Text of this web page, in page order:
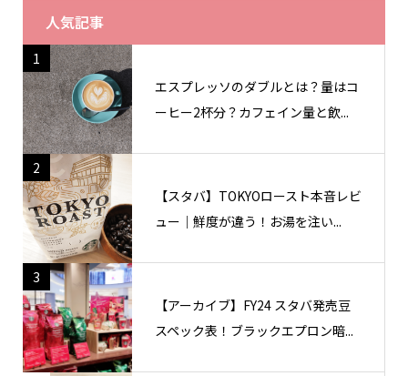
人気記事
1
エスプレッソのダブルとは？量はコ
ーヒー2杯分？カフェイン量と飲...
2
【スタバ】TOKYOロースト本音レビ
ュー｜鮮度が違う！お湯を注い...
3
【アーカイブ】FY24 スタバ発売豆
スペック表！ブラックエプロン暗...